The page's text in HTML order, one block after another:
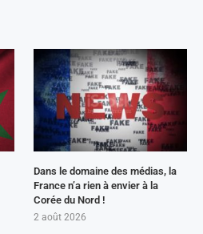
Dans le domaine des médias, la
France n’a rien à envier à la
Corée du Nord !
2 août 2026